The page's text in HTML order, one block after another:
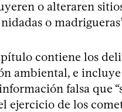
o alteraren
o
contiene los
ambiental, e incluye
falsa que
ejercicio de los